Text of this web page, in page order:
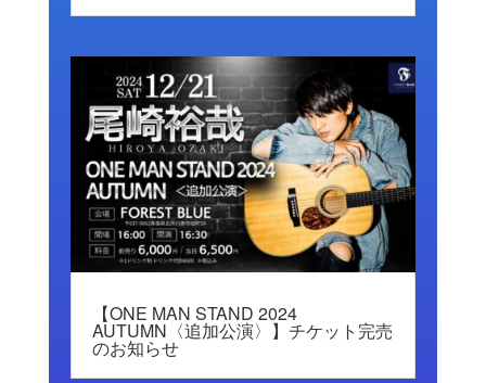
【ONE MAN STAND 2024
AUTUMN〈追加公演〉】チケット完売
のお知らせ